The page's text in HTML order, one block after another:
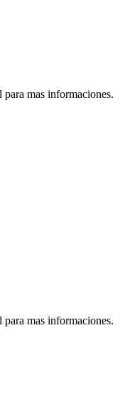
mas informaciones.
mas informaciones.